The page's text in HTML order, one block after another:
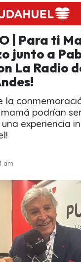
| Para ti
junto a
La Radio
la
mamá podrían
experiencia
am